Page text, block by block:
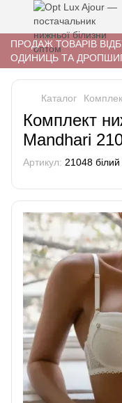
ПРОДАЖ ТОВАРІВ
ОДИНИЦЬ ТА
Каталог
Комплект
Mandhari
Артикул: 21048 білий